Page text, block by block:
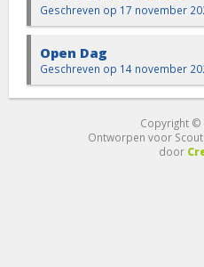
Geschreven op 17 november
Open Dag
Geschreven op 14 november
Copyright ©
Ontworpen voor
door